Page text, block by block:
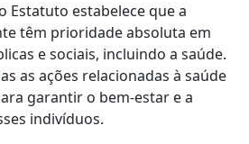
Estatuto estabelece que a
têm prioridade absoluta em
e sociais, incluindo a saúde.
as ações relacionadas à saúde
garantir o bem-estar e a
indivíduos.